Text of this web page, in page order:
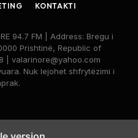
KONTAKTI
94.7 FM | Address: Bregu i
Prishtinë, Republic of
| valarinore@yahoo.com
Nuk lejohet shfrytëzimi i